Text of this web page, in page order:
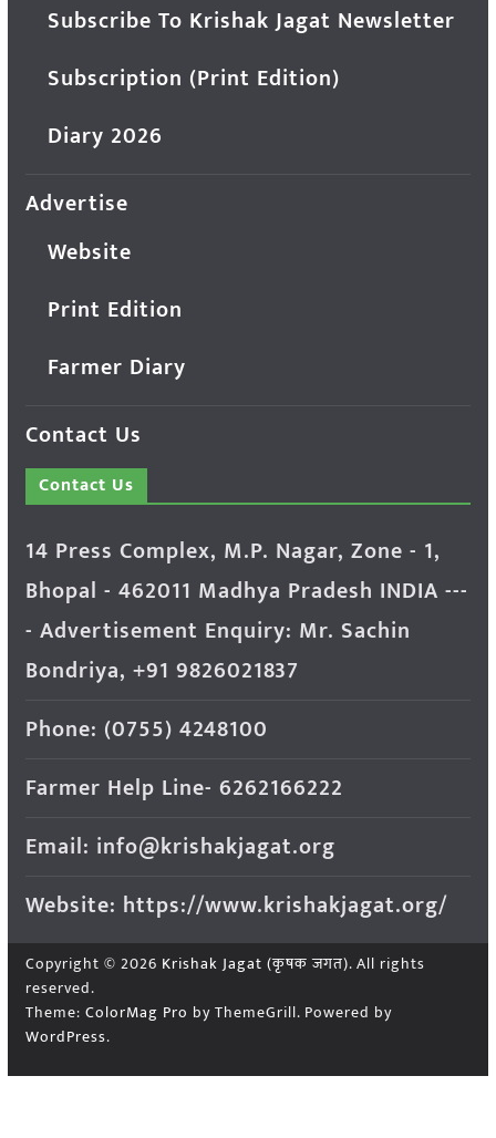
Subscribe To Krishak Jagat Newsletter
Subscription (Print Edition)
Diary 2026
Advertise
Website
Print Edition
Farmer Diary
Contact Us
Contact Us
14 Press Complex, M.P. Nagar, Zone - 1,
Bhopal - 462011 Madhya Pradesh INDIA ---
- Advertisement Enquiry: Mr. Sachin
Bondriya, +91 9826021837
Phone: (0755) 4248100
Farmer Help Line- 6262166222
Email: info@krishakjagat.org
Website: https://www.krishakjagat.org/
Copyright © 2026 Krishak Jagat (कृषक जगत). All rights
reserved.
Theme: ColorMag Pro by ThemeGrill. Powered by
WordPress.